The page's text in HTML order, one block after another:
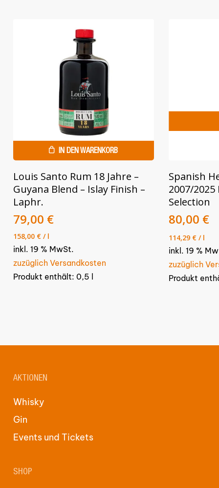
IN DEN WARENKORB
Louis Santo Rum 18 Jahre –
Guyana Blend – Islay Finish –
Laphr.
79,00 €
158,00 €/ l
inkl. 19 % MwSt.
zuzüglich Versandkosten
Produkt enthält: 0,5
Spanish
2007/
Selection
Preis
war:
89,00 €
80,00 €
114,29 € / l
inkl. 19 %
zuzüglich
Produkt
AKTIONEN
Whisky
Gin
Events und Tickets
SHOP